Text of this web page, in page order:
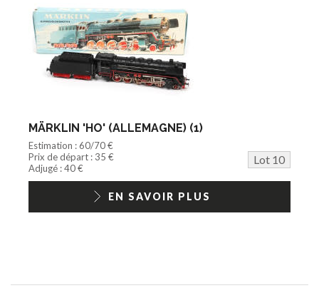
MÄRKLIN 'HO' (ALLEMAGNE) (1)
Estimation : 60/70 €
Prix de départ : 35 €
Lot 10
Adjugé : 40 €
EN SAVOIR PLUS